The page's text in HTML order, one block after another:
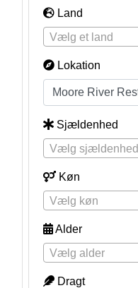
Land
Vælg et land
Lokation
Sjældenhed
Vælg sjældenhed
Køn
Vælg køn
Alder
Vælg alder
Dragt